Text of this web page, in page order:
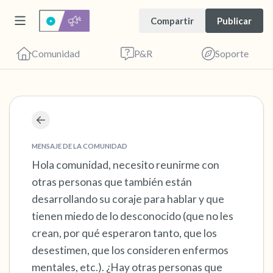
Compartir Publicar
Comunidad P&R Soporte
MENSAJE DE LA COMUNIDAD
Hola comunidad, necesito reunirme con
otras personas que también están
desarrollando su coraje para hablar y que
tienen miedo de lo desconocido (que no les
crean, por qué esperaron tanto, que los
desestimen, que los consideren enfermos
mentales, etc.). ¿Hay otras personas que
Encuentra un lugar cómodo para sentarte.
Cierra los ojos suavemente y respira
profundamente un par de veces: inhala por la
nariz (cuenta hasta 3), exhala por la boca
(cuenta hasta 3). Ahora abre los ojos y mira a
tu alrededor. Nombra lo siguiente en voz
alta: